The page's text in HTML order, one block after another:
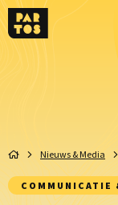
Nieuws & Media
COMMUNICATIE